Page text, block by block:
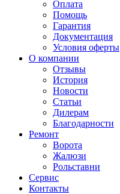
Оплата
Помощь
Гарантия
Документация
Условия оферты
О компании
Отзывы
История
Новости
Статьи
Дилерам
Благодарности
Ремонт
Ворота
Жалюзи
Рольставни
Сервис
Контакты